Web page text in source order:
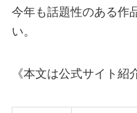
今年も話題性のある作
い。
《本文は公式サイト紹